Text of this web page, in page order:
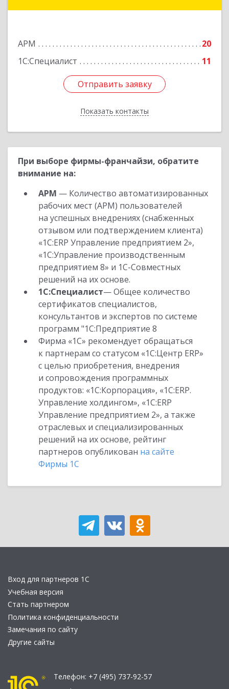
АРМ
20
1С:Специалист
11
Отправить заявку
Показать контакты
Подробнее
Отправить заявку
Назад
При выборе фирмы-франчайзи, обратите
внимание на:
АРМ — Количество автоматизированных
рабочих мест (АРМ) пользователей
на успешных внедрениях (снабженных
отзывом или подтверждением клиента)
«1С:ERP Управление предприятием 2»,
«1С:Управление производственным
предприятием 8» и 1С-Совместных
решений на их основе.
1С:Специалист— Общее количество
сертификатов специалистов,
консультантов и экспертов по системе
программ "1С:Предприятие 8
Фирма «1С» рекомендует обращаться
к партнерам со статусом «1С:Центр ERP»
с целью приобретения, внедрения
и сопровождения программных
продуктов: «1С:Корпорация», «1С:ERP.
Управление холдингом», «1С:ERP
Управление предприятием 2», а также
отраслевых и специализированных
решений на их основе, рейтинг
партнеров опубликован на сайте
Фирмы 1С
Вход для партнеров 1С
Учебная версия
Стать партнером
Политика конфиденциальности
Замечания по сайту
Другие сайты
Телефон: +7 (495) 737-92-57